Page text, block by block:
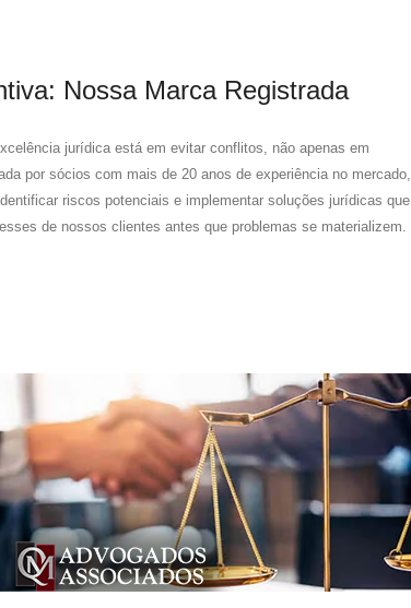
Nossa Marca Registrada
jurídica está em evitar conflitos, não apenas em
por sócios com mais de 20 anos de experiência no mercado,
riscos potenciais e implementar soluções jurídicas que
de nossos clientes antes que problemas se materializem.